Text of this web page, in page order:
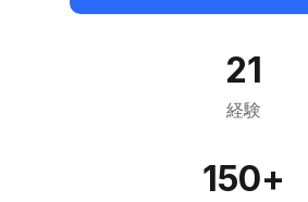
21
経験
150+